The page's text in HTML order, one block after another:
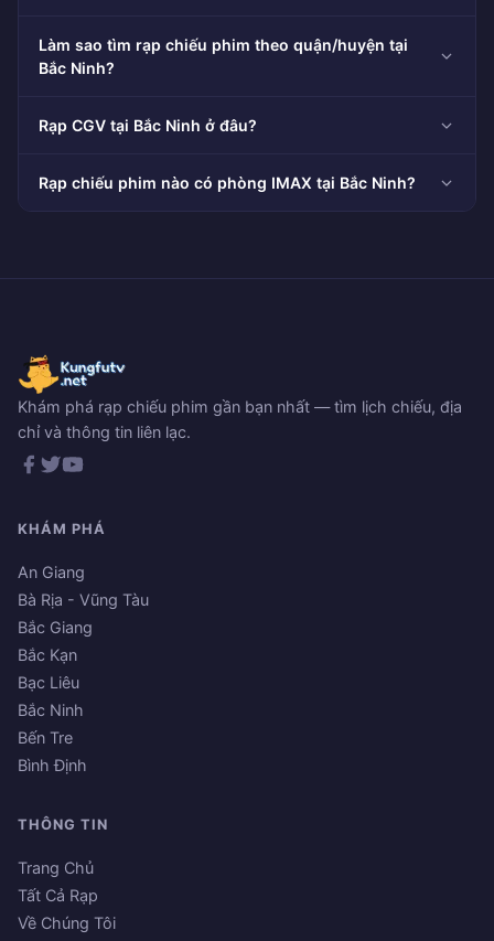
Làm sao tìm rạp chiếu phim theo quận/huyện tại
Bắc Ninh?
Rạp CGV tại Bắc Ninh ở đâu?
Rạp chiếu phim nào có phòng IMAX tại Bắc Ninh?
Khám phá rạp chiếu phim gần bạn nhất — tìm lịch chiếu, địa
chỉ và thông tin liên lạc.
KHÁM PHÁ
An Giang
Bà Rịa - Vũng Tàu
Bắc Giang
Bắc Kạn
Bạc Liêu
Bắc Ninh
Bến Tre
Bình Định
THÔNG TIN
Trang Chủ
Tất Cả Rạp
Về Chúng Tôi